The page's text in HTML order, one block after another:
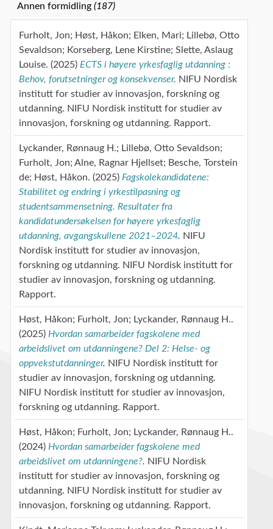
Annen formidling (187)
Furholt, Jon Høst, Håkon Elken, Mari
Lillebø, Otto
Sevaldson
Korseberg, Lene Kirstine Slette, Aslaug
Louise (2025) ECTS i høyere yrkesfaglig utdanning :
Behov, forutsetninger og konsekvenser. NIFU Nordisk
institutt for studier av innovasjon, forskning og
utdanning. NIFU Nordisk institutt for studier av
innovasjon, forskning og utdanning. Rapport.
Lyckander, Rønnaug H.
Lillebø, Otto Sevaldson
Furholt, Jon Alne, Ragnar Hjellset
Besche, Torstein
de
Høst, Håkon (2025) Fagskolekandidatene:
Stabilitet og endring i yrkestilpasning og
studentsammensetning. Resultater fra
kandidatundersøkelsen for høyere yrkesfaglig
utdanning, avgangskullene 2021–2024. NIFU
Nordisk institutt for studier av innovasjon,
forskning og utdanning. NIFU Nordisk institutt for
studier av innovasjon, forskning og utdanning.
Rapport.
Høst, Håkon Furholt, Jon
Lyckander, Rønnaug H.
(2025) Hvordan samarbeider fagskolene med
arbeidslivet om utdanningene? Del 2: Helse- og
oppvekstutdanninger. NIFU Nordisk institutt for
studier av innovasjon, forskning og utdanning.
NIFU Nordisk institutt for studier av innovasjon,
forskning og utdanning. Rapport.
Høst, Håkon Furholt, Jon
Lyckander, Rønnaug H.
(2024) Hvordan samarbeider fagskolene med
arbeidslivet om utdanningene?. NIFU Nordisk
institutt for studier av innovasjon, forskning og
utdanning. NIFU Nordisk institutt for studier av
innovasjon, forskning og utdanning. Rapport.